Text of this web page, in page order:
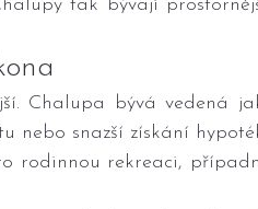
tak bývají
Chalupa bývá vedená
nebo snazší získání
rodinnou rekreaci,